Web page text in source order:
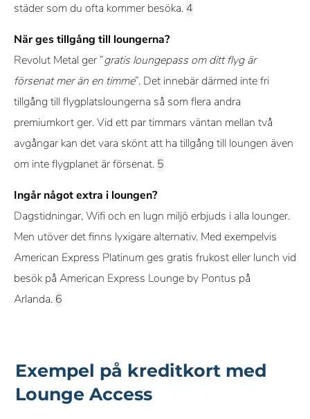
städer som du ofta kommer besöka.
När ges tillgång till loungerna?
Revolut Metal ger ”gratis loungepass om ditt flyg är
försenat mer än en timme”. Det innebär därmed inte fri
tillgång till flygplatsloungerna så som flera andra
premiumkort ger. Vid ett par timmars väntan mellan två
avgångar kan det vara skönt att ha tillgång till loungen även
om inte flygplanet är försenat.
Ingår något extra i loungen?
Dagstidningar, Wifi och en lugn miljö erbjuds i alla lounger.
Men utöver det finns lyxigare alternativ. Med exempelvis
American Express Platinum ges gratis frukost eller lunch vid
besök på American Express Lounge by Pontus på
Arlanda.
Exempel på kreditkort med
Lounge Access